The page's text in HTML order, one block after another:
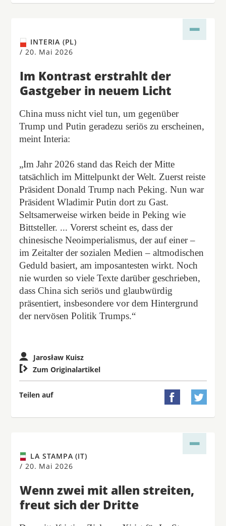
INTERIA (PL)
/ 20. Mai 2026
Im Kontrast erstrahlt der
Gastgeber in neuem Licht
China muss nicht viel tun, um gegenüber
Trump und Putin geradezu seriös zu erscheinen,
meint Interia:
„Im Jahr 2026 stand das Reich der Mitte
tatsächlich im Mittelpunkt der Welt. Zuerst reiste
Präsident Donald Trump nach Peking. Nun war
Präsident Wladimir Putin dort zu Gast.
Seltsamerweise wirken beide in Peking wie
Bittsteller. ... Vorerst scheint es, dass der
chinesische Neoimperialismus, der auf einer –
im Zeitalter der sozialen Medien – altmodischen
Geduld basiert, am imposantesten wirkt. Noch
nie wurden so viele Texte darüber geschrieben,
dass China sich seriös und glaubwürdig
präsentiert, insbesondere vor dem Hintergrund
der nervösen Politik Trumps.“
Jarosław Kuisz
 Zum Originalartikel
Teilen auf  
LA STAMPA (IT)
/ 20. Mai 2026
Wenn zwei mit allen streiten,
freut sich der Dritte